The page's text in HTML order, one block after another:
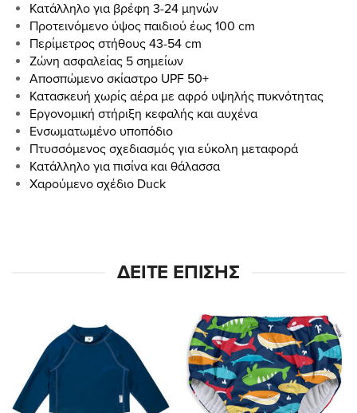
Κατάλληλο για βρέφη 3-24 μηνών
Προτεινόμενο ύψος παιδιού έως 100 cm
Περίμετρος στήθους 43-54 cm
Ζώνη ασφαλείας 5 σημείων
Αποσπώμενο σκίαστρο UPF 50+
Κατασκευή χωρίς αέρα με αφρό υψηλής πυκνότητας
Εργονομική στήριξη κεφαλής και αυχένα
Ενσωματωμένο υποπόδιο
Πτυσσόμενος σχεδιασμός για εύκολη μεταφορά
Κατάλληλο για πισίνα και θάλασσα
Χαρούμενο σχέδιο Duck
ΔΕΊΤΕ ΕΠΊΣΗΣ